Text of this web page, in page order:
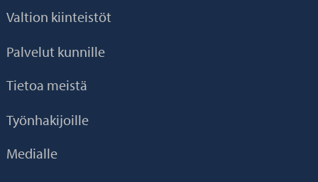
Valtion kiinteistöt
Palvelut kunnille
Tietoa meistä
Työnhakijoille
Medialle